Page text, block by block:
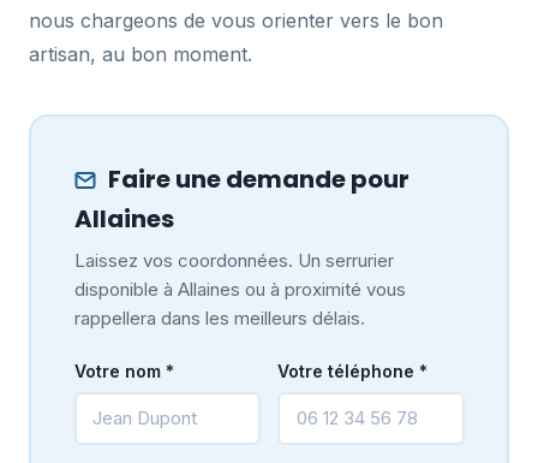
nous chargeons de vous orienter vers le bon
artisan, au bon moment.
Faire une demande pour
Allaines
Laissez vos coordonnées. Un serrurier
disponible à Allaines ou à proximité vous
rappellera dans les meilleurs délais.
Votre nom * Votre téléphone *